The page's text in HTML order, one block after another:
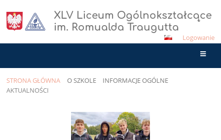
XLV Liceum Ogólnokształcące
im. Romualda Traugutta
Logowanie
STRONA GŁÓWNA O SZKOLE
INFORMACJE OGÓLNE
AKTUALNOŚCI